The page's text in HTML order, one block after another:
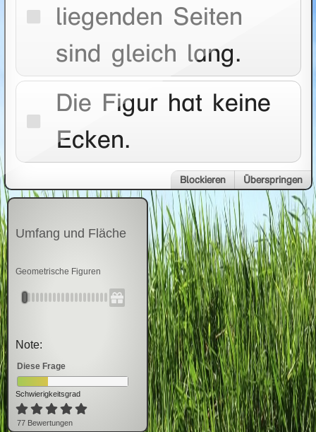
liegenden Seiten
sind gleich lang.
Die Figur hat keine
Ecken.
Blockieren Überspringen
Umfang und Fläche
Geometrische Figuren
Note:
Diese Frage
Schwierigkeitsgrad
77 Bewertungen